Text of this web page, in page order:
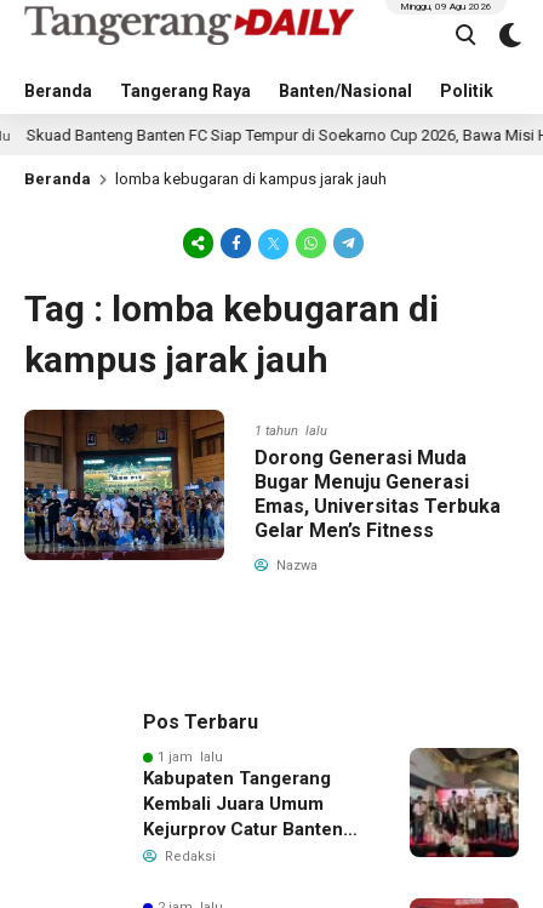
Beranda Tangerang Raya Banten/Nasional Politik
Minggu, 09 Agu 2026
Banteng Banten FC Siap Tempur di Soekarno Cup 2026, Bawa Misi
Beranda lomba kebugaran di kampus jarak jauh
Tag : lomba kebugaran di
kampus jarak jauh
1 tahun lalu
Dorong Generasi Muda
Bugar Menuju Generasi
Emas, Universitas Terbuka
Gelar Men’s Fitness
Nazwa
Pos Terbaru
1 jam lalu
Kabupaten Tangerang
Kembali Juara Umum
Kejurprov Catur Banten
2026, Raih 24 Medali
Redaksi